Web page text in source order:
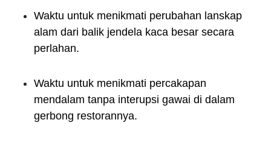
Waktu untuk menikmati perubahan lanskap
alam dari balik jendela kaca besar secara
perlahan.
Waktu untuk menikmati percakapan
mendalam tanpa interupsi gawai di dalam
gerbong restorannya.